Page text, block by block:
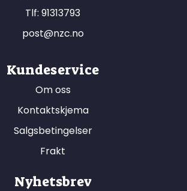
Tlf: 91313793
post@nzc.no
Kundeservice
Om oss
Kontaktskjema
Salgsbetingelser
Frakt
Nyhetsbrev